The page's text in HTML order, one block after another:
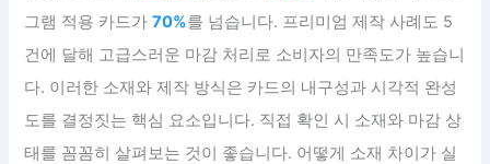
그램 적용 카드가70%를 넘습니다. 프리미엄 제작 사례도 5
건에 달해 고급스러운 마감 처리로 소비자의 만족도가 높습니
다. 이러한 소재와 제작 방식은 카드의 내구성과 시각적 완성
도를 결정짓는 핵심 요소입니다. 직접 확인 시 소재와 마감 상
태를 꼼꼼히 살펴보는 것이 좋습니다. 어떻게 소재 차이가 실